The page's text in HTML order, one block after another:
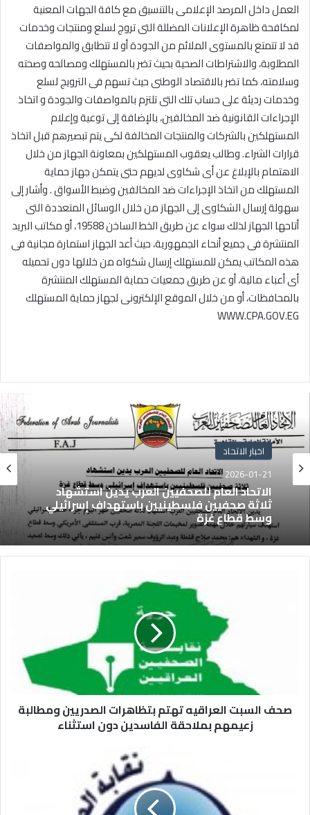
العمل داخل المرصد الإعلامى بالتنسيق مع كافة الجهات المعنية
لمكافحة ظاهرة الإعلانات المضللة التى تروج لسلع ومنتجات وخدمات
قد لا تتمتع بالمستوى الملائم من الجودة أو لا تتطابق والمواصفات
المطلوبة، والاشتراطات الصحية بحيث تضر بالمستهلك ومصالحه وصحته
وسلامته، كما تضر بالاقتصاد الوطنى حيث تسهم فى الترويج لسلع
وخدمات رديئة على حساب تلك التى تلتزم بالمواصفات والجودة و اتخاذ
الإجراءات القانونية ضد المخالفين، بالإضافة إلى توعية وإعلام
المستهلكين بالشركات والمنتجات المخالفة لكى يتم تبصيرهم قبل اتخاذ
قرارات الشراء. وطالب يعقوب المستهلكين بمعاونة الجهاز من خلال
الاهتمام بالإبلاغ عن أى شكاوى لديهم حتى يتمكن جهاز حماية
المستهلك من اتخاذ الإجراءات ضد المخالفين وضبط الأسواق . وأشار إلى
سهولة إرسال الشكاوى إلى الجهاز من خلال الوسائل المتعددة التى
أتاحها الجهاز لذلك سواء عن طريق الخط الساخن 19588، أو مكاتب البريد
المنتشرة فى جميع أنحاء الجمهورية، حيث أعد الجهاز استمارة مجانية فى
هذه المكاتب يمكن للمستهلك إرسال شكواه من خلالها دون تحميله
أى أعباء مالية، أو عن طريق جمعيات حماية المستهلك المنتشرة
بالمحافظات، أو من خلال الموقع الإلكترونى لجهاز حماية المستهلك
WWW.CPA.GOV.EG
اخبار الاتحاد
2026-01-21
الاتحاد العام للصحفيين العرب يدين استشهاد
ثلاثة صحفيين فلسطينيين باستهداف إسرائيلي
وسط قطاع غزة
صحف السبت العراقيه تهتم بتظاهرات الصدريين ومطالبة
زعيمهم بملاحقة الفاسدين دون استثناء